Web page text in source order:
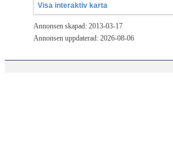
Visa interaktiv karta
Annonsen skapad: 2013-03-17
Annonsen uppdaterad: 2026-08-06